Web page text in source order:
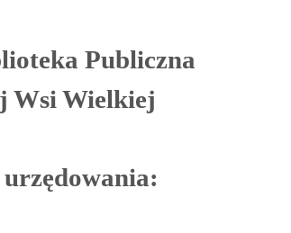
Publiczna
Wsi Wielkiej